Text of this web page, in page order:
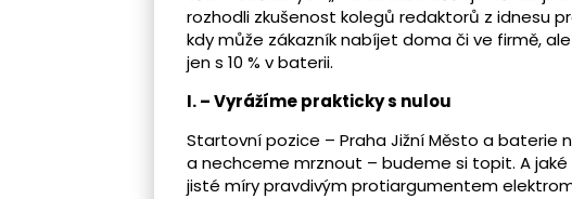
rozhodli zkušenost kolegů redaktorů z idnesu
kdy může zákazník nabíjet doma či ve firmě,
jen s 10 % v baterii.
I. – Vyrážíme prakticky s nulou
Startovní pozice – Praha Jižní Město a baterie
a nechceme mrznout – budeme si topit. A
jisté míry pravdivým protiargumentem